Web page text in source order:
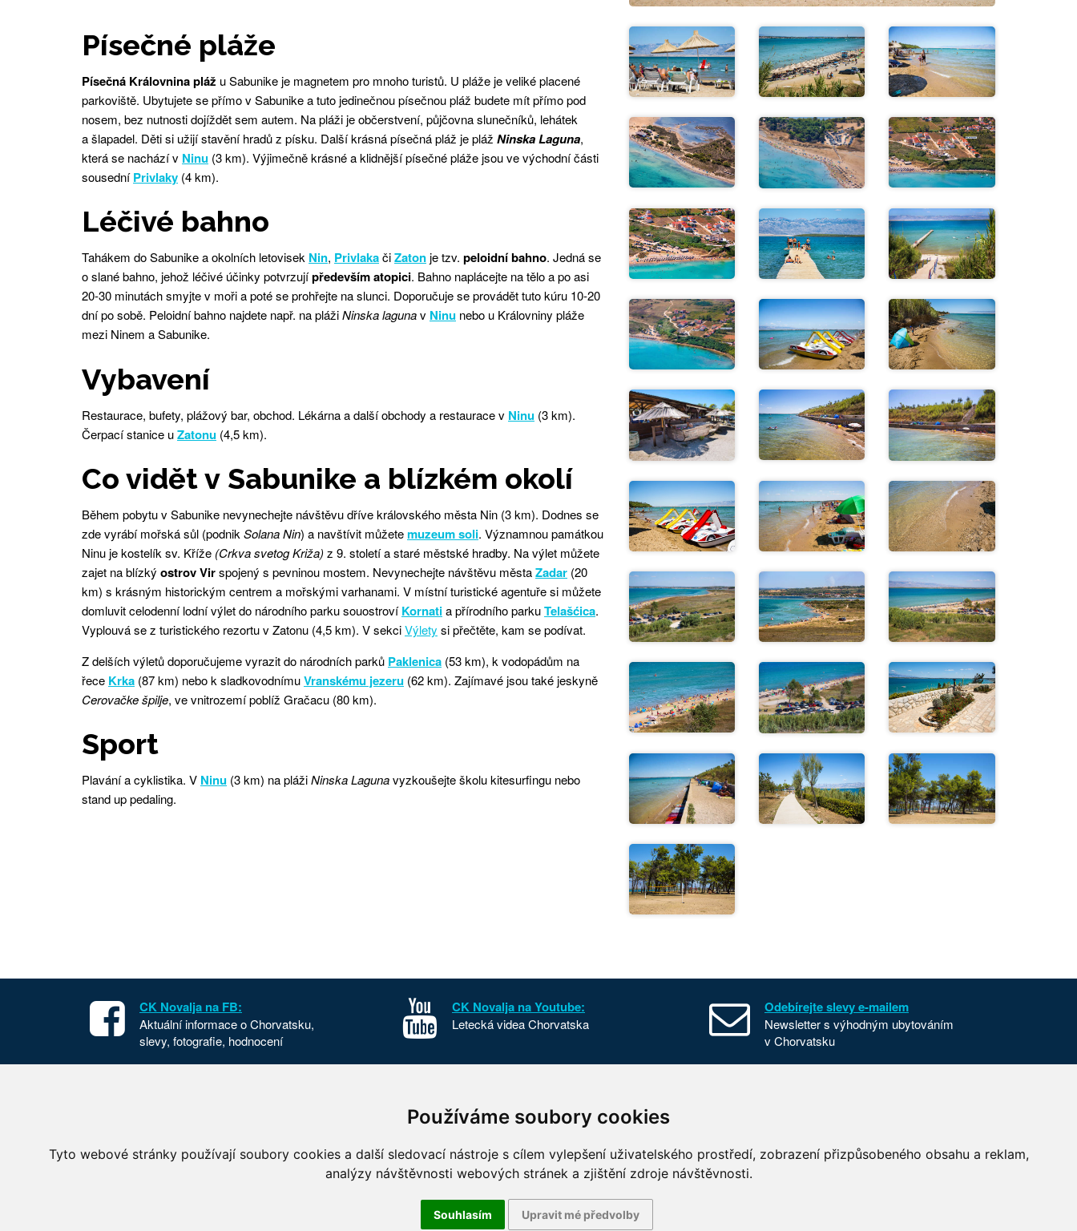
Používáme soubory cookies
Tyto webové stránky používají soubory cookies a další sledovací nástroje s cílem vylepšení uživatelského prostředí, zobrazení přizpůsobeného obsahu a reklam,
analýzy návštěvnosti webových stránek a zjištění zdroje návštěvnosti.
Souhlasím Upravit mé předvolby
Písečné pláže
Písečná Královnina pláž u Sabunike je magnetem pro mnoho turistů. U pláže je veliké placené
parkoviště. Ubytujete se přímo v Sabunike a tuto jedinečnou písečnou pláž budete mít přímo pod
nosem, bez nutnosti dojíždět sem autem. Na pláži je občerstvení, půjčovna slunečníků, lehátek
a šlapadel. Děti si užijí stavění hradů z písku. Další krásná písečná pláž je pláž Ninska Laguna,
která se nachází v Ninu (3 km). Výjimečně krásné a klidnější písečné pláže jsou ve východní části
sousedníPrivlaky (4 km).
Léčivé bahno
Tahákem do Sabunike a okolních letovisek Nin, PrivlakačiZatonje tzv. peloidní bahno. Jedná se
o slané bahno, jehož léčivé účinky potvrzujípředevším atopici. Bahno naplácejte na tělo a po asi
20-30 minutách smyjte v moři a poté se prohřejte na slunci. Doporučuje se provádět tuto kúru 10-20
dní po sobě. Peloidní bahno najdete např. na plážiNinska lagunav Ninu nebo u Královniny pláže
mezi Ninem a Sabunike.
Vybavení
Restaurace, bufety, plážový bar, obchod. Lékárna a další obchody a restaurace v Ninu (3 km).
Čerpací stanice uZatonu (4,5 km).
Co vidět v Sabunike a blízkém okolí
Během pobytu v Sabunike nevynechejte návštěvu dříve královského města Nin (3 km). Dodnes se
zde vyrábí mořská sůl (podnik Solana Nin) a navštívit můžetemuzeum soli. Významnou památkou
Ninu je kostelík sv. Kříže (Crkva svetog Križa) z 9. století a staré městské hradby. Na výlet můžete
zajet na blízký ostrov Virspojený s pevninou mostem. Nevynechejte návštěvu městaZadar (20
km) s krásným historickým centrem a mořskými varhanami. V místní turistické agentuře si můžete
domluvit celodenní lodní výlet do národního parku souostrovíKornatia přírodního parkuTelašćica.
Vyplouvá se z turistického rezortu v Zatonu (4,5 km). V sekciVýlety si přečtěte, kam se podívat.
Z delších výletů doporučujeme vyrazit do národních parků Paklenica (53 km), k vodopádům na
řece Krka (87 km) nebo k sladkovodnímuVranskému jezeru (62 km). Zajímavé jsou také jeskyně
Cerovačke špilje, ve vnitrozemí poblíž Gračacu (80 km).
Sport
Plavání a cyklistika. V Ninu (3 km) na plážiNinska Lagunavyzkoušejte školu kitesurfingu nebo
stand up pedaling.
CK Novalja na FB:
Aktuální informace o Chorvatsku,
slevy, fotografie, hodnocení
CK Novalja na Youtube:
Letecká videa Chorvatska
Odebírejte slevy e-mailem
Newsletter s výhodným ubytováním
v Chorvatsku
Ubytování Chorvatsko
Cesta do Chorvatska
Národní parky Chorvatska
Letecké fotografie Chorvatska
O nás
FKSP
Benefity
Používání cookies